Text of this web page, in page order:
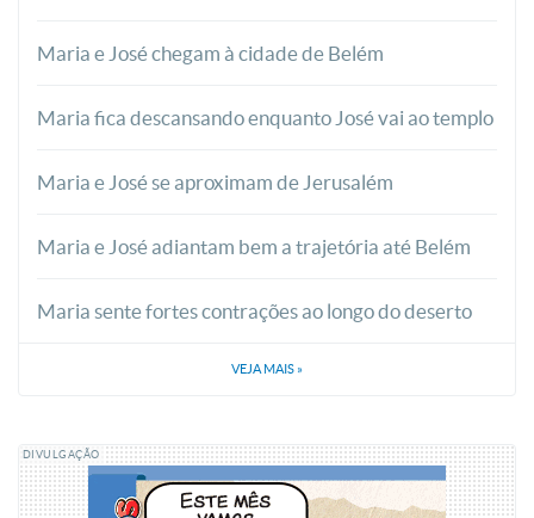
Maria e José chegam à cidade de Belém
Maria fica descansando enquanto José vai ao templo
Maria e José se aproximam de Jerusalém
Maria e José adiantam bem a trajetória até Belém
Maria sente fortes contrações ao longo do deserto
VEJA MAIS »
DIVULGAÇÃO